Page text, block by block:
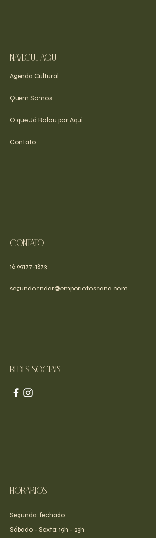
navegue aqui
Agenda Cultural
Quem Somos
O que Já Rolou por Aqui
Contato
Contato
16 99177-1873
segundoandar@emporiotoscana.com
Redes sociais
Horários
Segunda: fechado
​​Sábado - Sexta: 19h - 23h